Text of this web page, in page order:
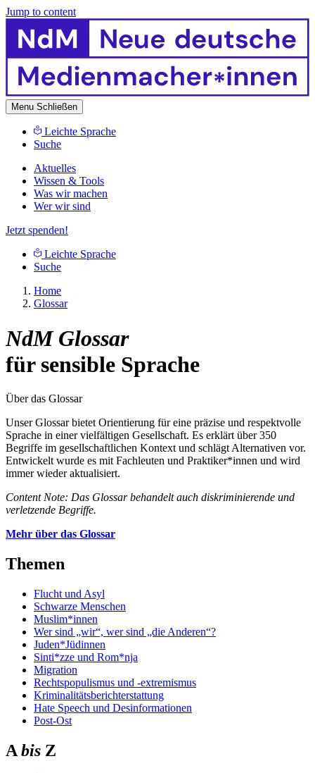
Jump to content
Menu Schließen
Leichte Sprache
Suche
Aktuelles
Wissen & Tools
Was wir machen
Wer wir sind
Jetzt spenden!
Leichte Sprache
Suche
Home
Glossar
NdM Glossar
für sensible Sprache
Über das Glossar
Unser Glossar bietet Orientierung für eine präzise und respektvolle
Sprache in einer vielfältigen Gesellschaft. Es erklärt über 350
Begriffe im gesellschaftlichen Kontext und schlägt Alternativen vor.
Entwickelt wurde es mit Fachleuten und Praktiker*innen und wird
immer wieder aktualisiert.
Content Note: Das Glossar behandelt auch diskriminierende und
verletzende Begriffe.
Mehr über das Glossar
Themen
Flucht und Asyl
Schwarze Menschen
Muslim*innen
Wer sind „wir“, wer sind „die Anderen“?
Juden*Jüdinnen
Sinti*zze und Rom*nja
Migration
Rechtspopulismus und -extremismus
Kriminalitätsberichterstattung
Hate Speech und Desinformationen
Post-Ost
A bis Z